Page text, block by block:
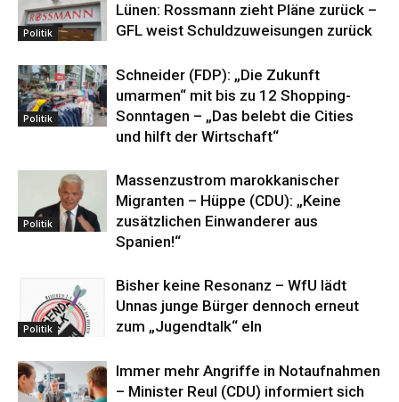
Politik
Lünen: Rossmann zieht Pläne zurück –
GFL weist Schuldzuweisungen zurück
Politik
Schneider (FDP): „Die Zukunft
umarmen“ mit bis zu 12 Shopping-
Sonntagen – „Das belebt die Cities
und hilft der Wirtschaft“
Politik
Massenzustrom marokkanischer
Migranten – Hüppe (CDU): „Keine
zusätzlichen Einwanderer aus
Spanien!“
Politik
Bisher keine Resonanz – WfU lädt
Unnas junge Bürger dennoch erneut
zum „Jugendtalk“ eln
Immer mehr Angriffe in Notaufnahmen
– Minister Reul (CDU) informiert sich